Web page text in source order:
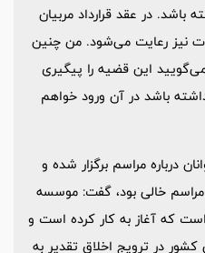
در عقد قرارداد مربیان
نیز رعایت می‌شود. من چنین
این قضیه را پیگیری
باشد در آن ورود خواهم
درباره مراسم برگزار شده و
مراسم خالی بود، گفت: موسسه
آفتاب حدود ۹ سال است که آغاز به کار کرده است و
کشور در ترویج اخلاق تقدیر به